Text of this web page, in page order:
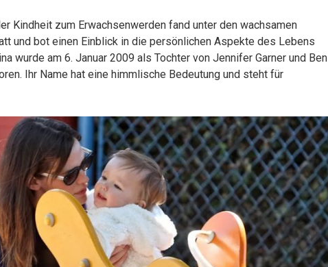
Kindheit zum Erwachsenwerden fand unter den wachsamen
und bot einen Einblick in die persönlichen Aspekte des Lebens
wurde am 6. Januar 2009 als Tochter von Jennifer Garner und Ben
Ihr Name hat eine himmlische Bedeutung und steht für